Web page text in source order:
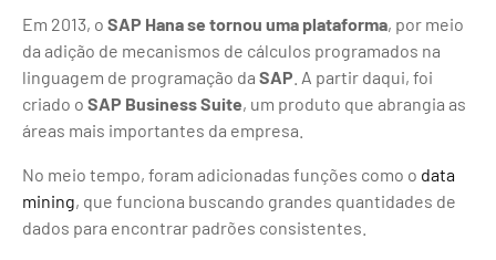
Em 2013, o SAP Hana se tornou uma plataforma, por meio
da adição de mecanismos de cálculos programados na
linguagem de programação da SAP . A partir daqui, foi
criado o SAP Business Suite, um produto que abrangia as
áreas mais importantes da empresa.
No meio tempo, foram adicionadas funções como o data
mining, que funciona buscando grandes quantidades de
dados para encontrar padrões consistentes.